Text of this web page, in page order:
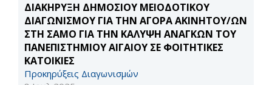
ΔΙΑΚΗΡΥΞΗ ΔΗΜΟΣΙΟΥ ΜΕΙΟΔΟΤΙΚΟΥ
ΔΙΑΓΩΝΙΣΜΟΥ ΓΙΑ ΤΗΝ ΑΓΟΡΑ ΑΚΙΝΗΤΟΥ/ΩΝ
ΣΤΗ ΣΑΜΟ ΓΙΑ ΤΗΝ ΚΑΛΥΨΗ ΑΝΑΓΚΩΝ ΤΟΥ
ΠΑΝΕΠΙΣΤΗΜΙΟΥ ΑΙΓΑΙΟΥ ΣΕ ΦΟΙΤΗΤΙΚΕΣ
ΚΑΤΟΙΚΙΕΣ
Προκηρύξεις Διαγωνισμών